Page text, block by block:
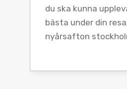
du ska kunna
bästa under din
nyårsafton